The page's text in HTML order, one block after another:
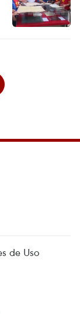
de Uso